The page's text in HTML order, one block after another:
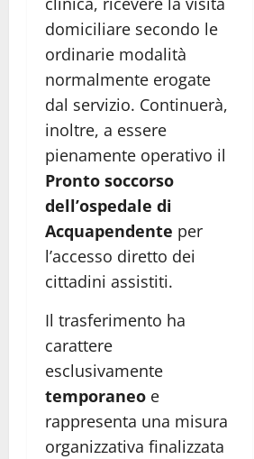
domiciliare secondo le
ordinarie modalità
normalmente erogate
dal servizio. Continuerà,
inoltre, a essere
pienamente operativo il
Pronto soccorso
dell’ospedale di
Acquapendente per
l’accesso diretto dei
cittadini assistiti.
Il trasferimento ha
carattere
esclusivamente
temporaneo e
rappresenta una misura
organizzativa finalizzata